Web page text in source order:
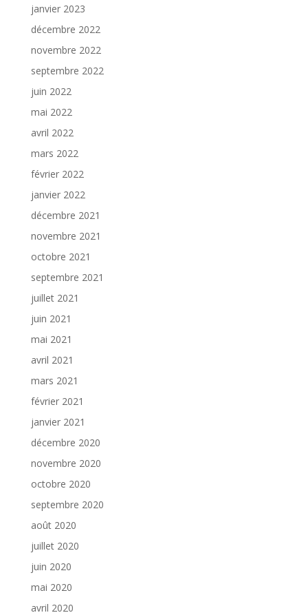
janvier 2023
décembre 2022
novembre 2022
septembre 2022
juin 2022
mai 2022
avril 2022
mars 2022
février 2022
janvier 2022
décembre 2021
novembre 2021
octobre 2021
septembre 2021
juillet 2021
juin 2021
mai 2021
avril 2021
mars 2021
février 2021
janvier 2021
décembre 2020
novembre 2020
octobre 2020
septembre 2020
août 2020
juillet 2020
juin 2020
mai 2020
avril 2020